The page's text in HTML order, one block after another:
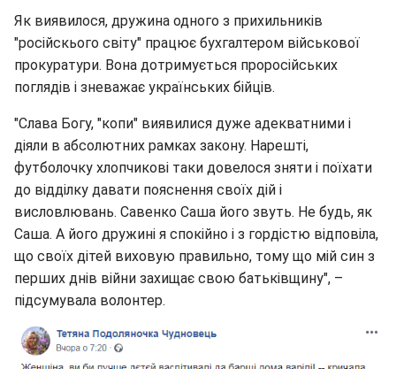
Як виявилося, дружина одного з прихильників
"російскього світу" працює бухгалтером військової
прокуратури. Вона дотримується проросійських
поглядів і зневажає українських бійців.
"Слава Богу, "копи" виявилися дуже адекватними і
діяли в абсолютних рамках закону. Нарешті,
футболочку хлопчикові таки довелося зняти і поїхати
до відділку давати пояснення своїх дій і
висловлювань. Савенко Саша його звуть. Не будь, як
Саша. А його дружині я спокійно і з гордістю відповіла,
що своїх дітей виховую правильно, тому що мій син з
перших днів війни захищає свою батьківщину", –
підсумувала волонтер.